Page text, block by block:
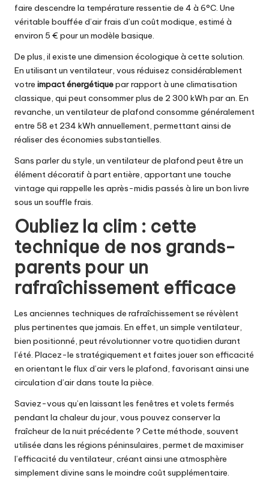
faire descendre la température ressentie de 4 à 6°C. Une
véritable bouffée d’air frais d’un coût modique, estimé à
environ 5 € pour un modèle basique.
De plus, il existe une dimension écologique à cette solution.
En utilisant un ventilateur, vous réduisez considérablement
votre impact énergétiquepar rapport à une climatisation
classique, qui peut consommer plus de 2 300 kWh par an. En
revanche, un ventilateur de plafond consomme généralement
entre 58 et 234 kWh annuellement, permettant ainsi de
réaliser des économies substantielles.
Sans parler du style, un ventilateur de plafond peut être un
élément décoratif à part entière, apportant une touche
vintage qui rappelle les après-midis passés à lire un bon livre
sous un souffle frais.
Oubliez la clim : cette
technique de nos grands-
parents pour un
rafraîchissement efficace
Les anciennes techniques de rafraîchissement se révèlent
plus pertinentes que jamais. En effet, un simple ventilateur,
bien positionné, peut révolutionner votre quotidien durant
l’été. Placez-le stratégiquement et faites jouer son efficacité
en orientant le flux d’air vers le plafond, favorisant ainsi une
circulation d’air dans toute la pièce.
Saviez-vous qu’en laissant les fenêtres et volets fermés
pendant la chaleur du jour, vous pouvez conserver la
fraîcheur de la nuit précédente ? Cette méthode, souvent
utilisée dans les régions péninsulaires, permet de maximiser
l’efficacité du ventilateur, créant ainsi une atmosphère
simplement divine sans le moindre coût supplémentaire.